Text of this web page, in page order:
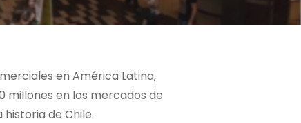
en América Latina,
millones en los mercados de
de Chile.